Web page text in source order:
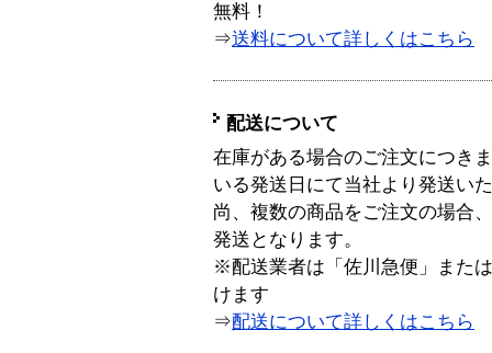
無料！
⇒送料について詳しくはこちら
配送について
在庫がある場合のご注文につき
いる発送日にて当社より発送い
尚、複数の商品をご注文の場合
発送となります。
※配送業者は「佐川急便」また
けます
⇒配送について詳しくはこちら